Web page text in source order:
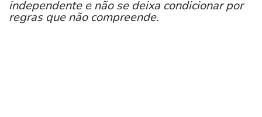
independente e não se deixa condicionar por
regras que não compreende.